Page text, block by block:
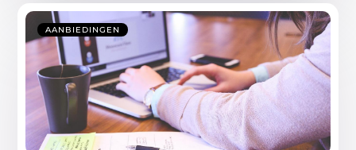
AANBIEDINGEN